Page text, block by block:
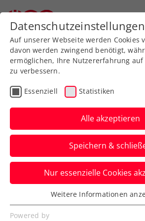
Zurück zur Newsübersicht
Davis Cup
Davis Cup:
bittet Finnland ins
Multiversum
Die ÖTV-Herren wollen am
Februar 2025 die erste von
zum Finalturnier nehmen.
Verfasst von: Manuel Wachta, 09.12.2024
Datenschutzeinstellungen
Auf unserer Webseite werden Cookies
davon werden zwingend benötigt,
ermöglichen, Ihre Nutzererfahrung
zu verbessern.
Essenziell Statistiken
Alle akzeptieren
Speichern &
Nur essenzielle Cookies
Essenziell
Essenzielle Cookies werden für
Weitere Informationen
Powered by